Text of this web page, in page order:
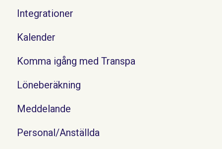
Integrationer
Kalender
Komma igång med Transpa
Löneberäkning
Meddelande
Personal/Anställda